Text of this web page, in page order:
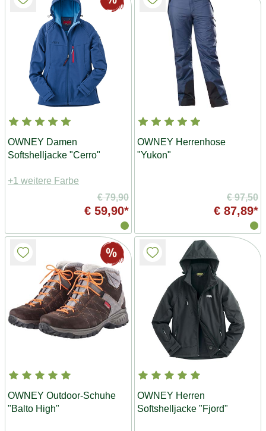
OWNEY Damen
Softshelljacke "Cerro"
+1 weitere Farbe
€ 79,90
€ 59,90*
OWNEY Herrenhose
"Yukon"
€ 97,50
€ 87,89*
OWNEY Outdoor-Schuhe
"Balto High"
OWNEY Herren
Softshelljacke "Fjord"